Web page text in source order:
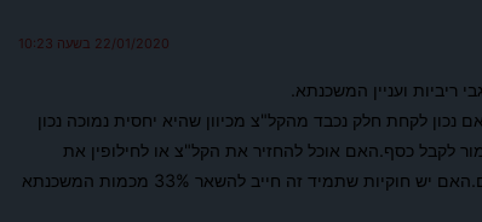
22/01/2020 בשעה 10:23
ריביות ועניין המשכנתא.
צריך לקחת משכנתא בסך 15000000.האם נכון לקחת חלק נכבד מהקל"צ מכיוון שהיא יחסית נמוכה נכון
אני אמור לקבל כסף.האם אוכל להחזיר את הקל"צ או לחילופין את
המשתנה .להשאיר את רוב המשכנתא בפריים.האם יש חוקיות שתמיד זה חייב להשאר 33% מכמות המשכנתא